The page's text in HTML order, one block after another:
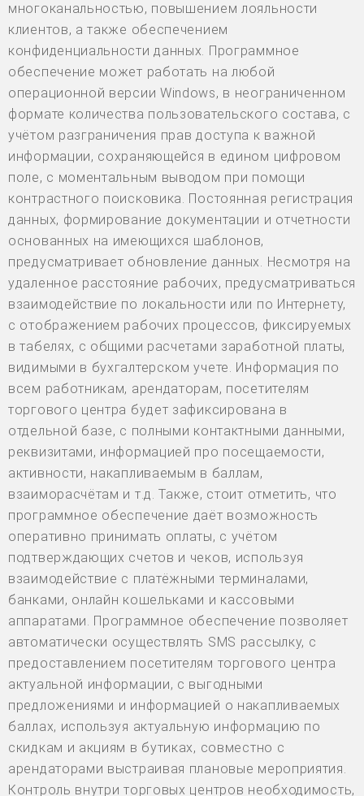
многоканальностью, повышением лояльности
клиентов, а также обеспечением
конфиденциальности данных. Программное
обеспечение может работать на любой
операционной версии Windows, в неограниченном
формате количества пользовательского состава, с
учётом разграничения прав доступа к важной
информации, сохраняющейся в едином цифровом
поле, с моментальным выводом при помощи
контрастного поисковика. Постоянная регистрация
данных, формирование документации и отчетности
основанных на имеющихся шаблонов,
предусматривает обновление данных. Несмотря на
удаленное расстояние рабочих, предусматриваться
взаимодействие по локальности или по Интернету,
с отображением рабочих процессов, фиксируемых
в табелях, с общими расчетами заработной платы,
видимыми в бухгалтерском учете. Информация по
всем работникам, арендаторам, посетителям
торгового центра будет зафиксирована в
отдельной базе, с полными контактными данными,
реквизитами, информацией про посещаемости,
активности, накапливаемым в баллам,
взаиморасчётам и т.д. Также, стоит отметить, что
программное обеспечение даёт возможность
оперативно принимать оплаты, с учётом
подтверждающих счетов и чеков, используя
взаимодействие с платёжными терминалами,
банками, онлайн кошельками и кассовыми
аппаратами. Программное обеспечение позволяет
автоматически осуществлять SMS рассылку, с
предоставлением посетителям торгового центра
актуальной информации, с выгодными
предложениями и информацией о накапливаемых
баллах, используя актуальную информацию по
скидкам и акциям в бутиках, совместно с
арендаторами выстраивая плановые мероприятия.
Контроль внутри торговых центров необходимость,